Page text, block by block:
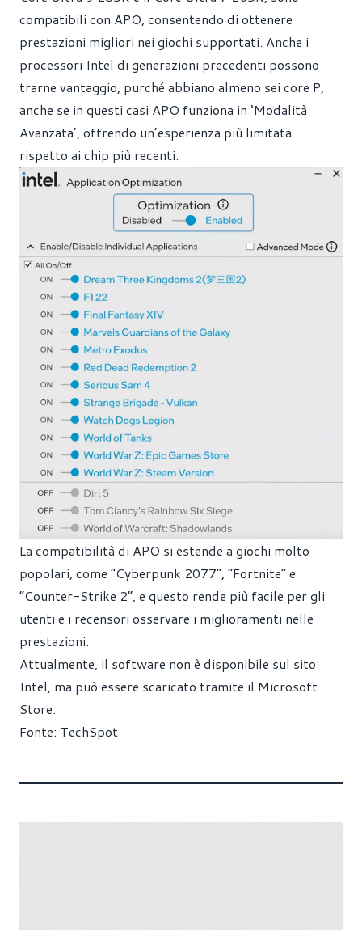
compatibili con APO, consentendo di ottenere
prestazioni migliori nei giochi supportati. Anche i
processori Intel di generazioni precedenti possono
trarne vantaggio, purché abbiano almeno sei core P,
anche se in questi casi APO funziona in ‘Modalità
Avanzata’, offrendo un’esperienza più limitata
rispetto ai chip più recenti.
La compatibilità di APO si estende a giochi molto
popolari, come “Cyberpunk 2077”, “Fortnite” e
“Counter-Strike 2”, e questo rende più facile per gli
utenti e i recensori osservare i miglioramenti nelle
prestazioni.
Attualmente, il software non è disponibile sul sito
Intel, ma può essere scaricato tramite il Microsoft
Store.
Fonte: TechSpot